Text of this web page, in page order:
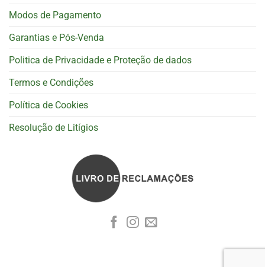
Modos de Pagamento
Garantias e Pós-Venda
Politica de Privacidade e Proteção de dados
Termos e Condições
Política de Cookies
Resolução de Litígios